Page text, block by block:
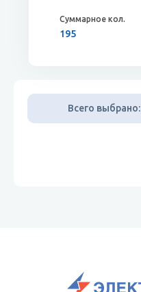
195
Всего выбрано: